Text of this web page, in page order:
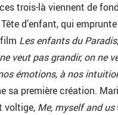
trois-là viennent de
d’enfant, qui
Les enfants du Paradis
veut pas grandir, on ne
émotions, à nos
sa première création.
voltige, Me, myself and us